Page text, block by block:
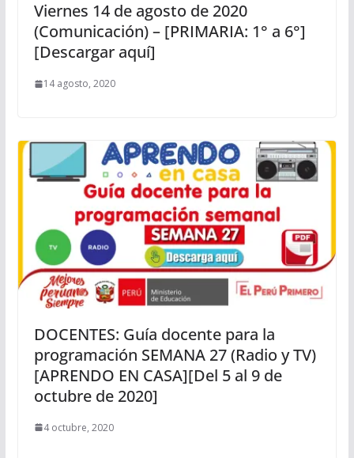
Viernes 14 de agosto de 2020
(Comunicación) – [PRIMARIA: 1° a 6°]
[Descargar aquí]
14 agosto, 2020
DOCENTES: Guía docente para la
programación SEMANA 27 (Radio y TV)
[APRENDO EN CASA][Del 5 al 9 de
octubre de 2020]
4 octubre, 2020